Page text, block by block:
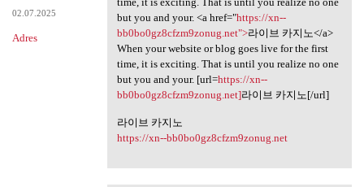
02.07.2025
Adres
but you and your. <a href="https://xn--
bb0bo0gz8cfzm9zonug.net">라이브 카지노</a>
When your website or blog goes live for the first
time, it is exciting. That is until you realize no one
but you and your. [url=https://xn--
bb0bo0gz8cfzm9zonug.net]라이브 카지노[/url]
라이브 카지노
https://xn--bb0bo0gz8cfzm9zonug.net